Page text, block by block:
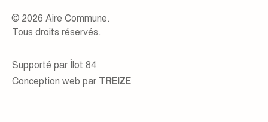
© 2026 Aire Commune.
Tous droits réservés.
Supporté parÎlot 84
Conception web par TREIZE